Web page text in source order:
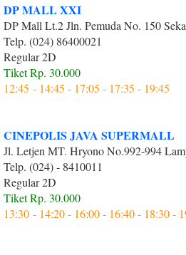
DP MALL XXI
DP Mall Lt.2 Jln. Pemuda No. 150
Telp. (024) 86400021
Regular 2D
Tiket Rp. 30.000
12:45 - 14:45 - 17:05 - 17:35 - 19:45
CINEPOLIS JAVA SUPERMALL
Jl. Letjen MT. Hryono No.992-994
Telp. (024) - 8410011
Regular 2D
Tiket Rp. 30.000
13:30 - 14:20 - 16:00 - 16:40 - 18:30 -